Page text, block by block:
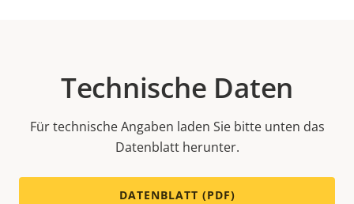
Technische Daten
Für technische Angaben laden Sie bitte unten das
Datenblatt herunter.
DATENBLATT (PDF)